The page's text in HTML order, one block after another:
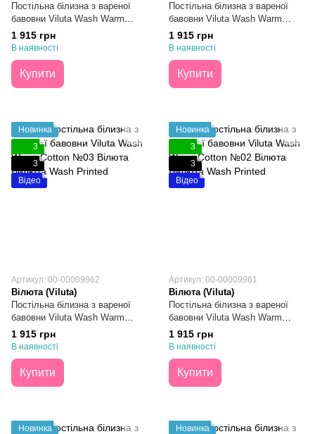
Постільна білизна з вареної
бавовни Viluta Wash Warm
Cotton №05 Двоспальна
1 915 грн
В наявності
Купити
Постільна білизна з вареної
бавовни Viluta Wash Warm
Cotton №04 Двоспальна
1 915 грн
В наявності
Купити
Новинка
3
3
Відео
Артикул: 00-00009962
Вілюта (Viluta)
Постільна білизна з вареної
бавовни Viluta Wash Warm
Cotton №03 Двоспальна
1 915 грн
В наявності
Купити
Новинка
3
3
Відео
Артикул: 00-00009961
Вілюта (Viluta)
Постільна білизна з вареної
бавовни Viluta Wash Warm
Cotton №02 Двоспальна
1 915 грн
В наявності
Купити
Новинка
Новинка